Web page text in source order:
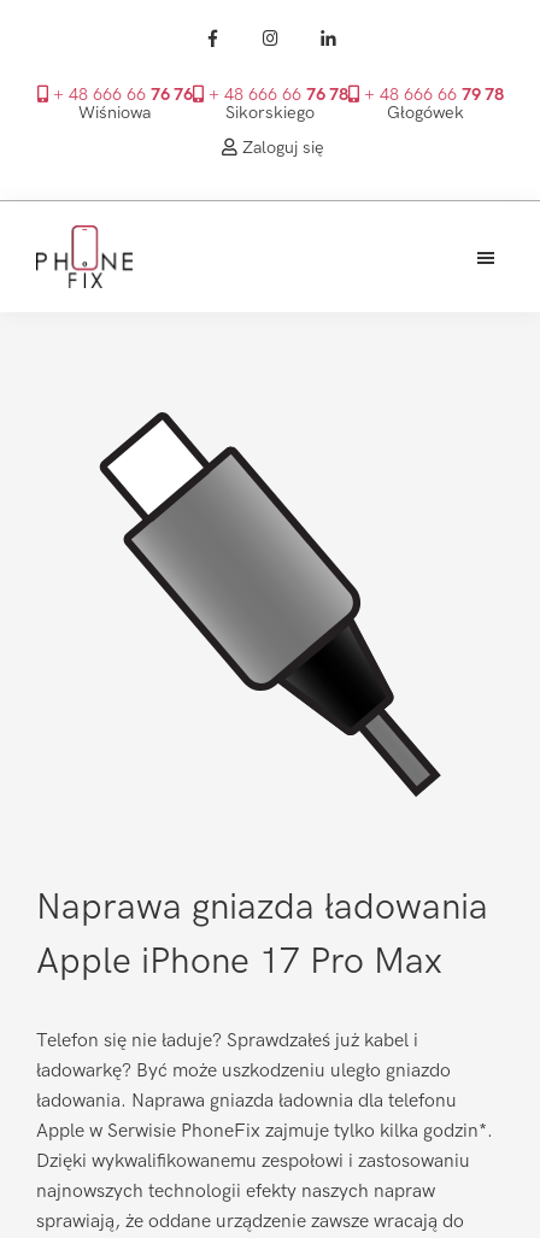
+ 48 666 66 76 76
Wiśniowa
+ 48 666 66 76 78
Sikorskiego
+ 48 666 66 79 78
Głogówek
Zaloguj się
głównego
Naprawa gniazda ładowania
Apple iPhone 17 Pro Max
Telefon się nie ładuje? Sprawdzałeś już kabel i
ładowarkę? Być może uszkodzeniu uległo gniazdo
ładowania. Naprawa gniazda ładownia dla telefonu
Apple w Serwisie PhoneFix zajmuje tylko kilka godzin*.
Dzięki wykwalifikowanemu zespołowi i zastosowaniu
najnowszych technologii efekty naszych napraw
sprawiają, że oddane urządzenie zawsze wracają do